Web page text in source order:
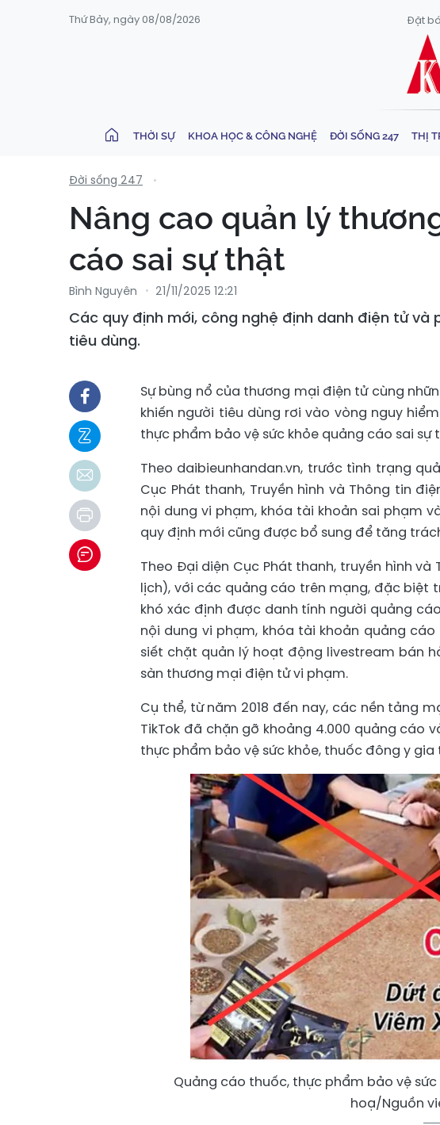
Thứ Bảy, ngày 08/08/2026 Đặt
THỜI SỰ KHOA HỌC & CÔNG NGHỆ ĐỜI SỐNG 247 THỊ
Đời sống 247
Nâng cao quản lý
cáo sai sự thật
Bình Nguyên 21/11/2025 12:21
Các quy định mới, công nghệ định danh điện tử
tiêu dùng.
Sự bùng nổ của thương mại điện tử cùng
khiến người tiêu dùng rơi vào vòng nguy
thực phẩm bảo vệ sức khỏe quảng cáo sai sự
Theo daibieunhandan.vn, trước tình trạng
Cục Phát thanh, Truyền hình và Thông tin
nội dung vi phạm, khóa tài khoản sai phạm
quy định mới cũng được bổ sung để tăng
Theo Đại diện Cục Phát thanh, truyền hình
lịch), với các quảng cáo trên mạng, đặc biệt
khó xác định được danh tính người quảng
nội dung vi phạm, khóa tài khoản quảng
siết chặt quản lý hoạt động livestream bán
sàn thương mại điện tử vi phạm.
Cụ thể, từ năm 2018 đến nay, các nền tảng
TikTok đã chặn gỡ khoảng 4.000 quảng cáo
thực phẩm bảo vệ sức khỏe, thuốc đông y gia
Quảng cáo thuốc, thực phẩm bảo vệ
hoạ/Nguồn